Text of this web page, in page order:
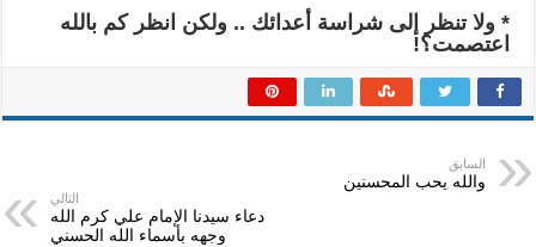
* ولا تنظر إلى شراسة أعدائك .. ولكن انظر كم بالله
اعتصمت؟!
السابق
والله يحب المحسنين
التالي
دعاء سيدنا الإمام علي كرم الله
وجهه بأسماء الله الحسني